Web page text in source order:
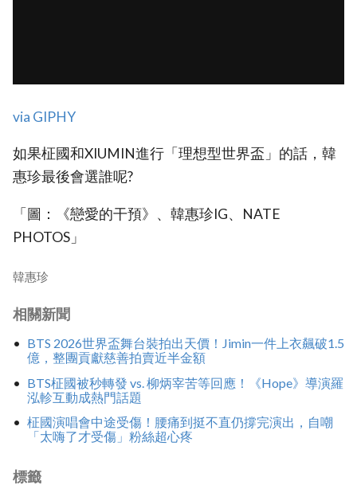
via GIPHY
如果柾國和XIUMIN進行「理想型世界盃」的話，韓
惠珍最後會選誰呢?
「圖：《戀愛的干預》、韓惠珍IG、NATE
PHOTOS」
韓惠珍
相關新聞
BTS 2026世界盃舞台裝拍出天價！Jimin一件上衣飆破1.5
億，整團貢獻慈善拍賣近半金額
BTS柾國被秒轉發 vs. 柳炳宰苦等回應！《Hope》導演羅
泓軫互動成熱門話題
柾國演唱會中途受傷！腰痛到挺不直仍撐完演出，自嘲
「太嗨了才受傷」粉絲超心疼
標籤